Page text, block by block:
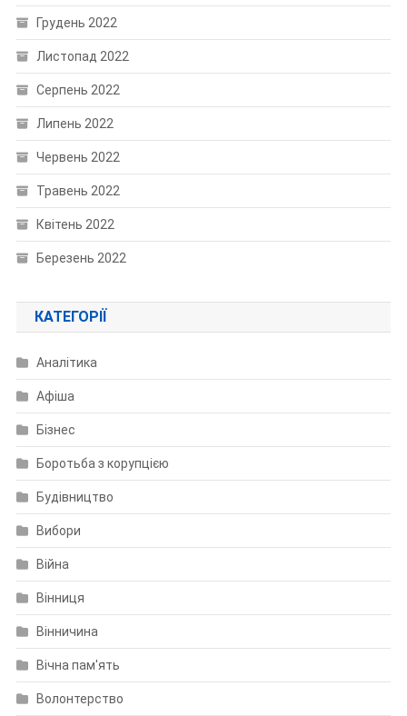
Грудень 2022
Листопад 2022
Серпень 2022
Липень 2022
Червень 2022
Травень 2022
Квітень 2022
Березень 2022
КАТЕГОРІЇ
Аналітика
Афіша
Бізнес
Боротьба з корупцією
Будівництво
Вибори
Війна
Вінниця
Вінничина
Вічна пам'ять
Волонтерство